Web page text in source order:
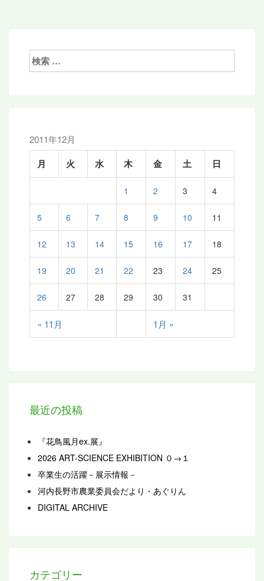
検
索:
2011年12月
月 火 水 木 金 土 日
« 11月 1月 »
1 2 3 4
5 6 7 8 9 10 11
12 13 14 15 16 17 18
19 20 21 22 23 24 25
26 27 28 29 30 31
最近の投稿
『花鳥風月ex.展』
2026 ART-SCIENCE EXHIBITION ０→１
卒業生の活躍－展示情報－
河内長野市農業委員会だより・あぐりん
DIGITAL ARCHIVE
カテゴリー